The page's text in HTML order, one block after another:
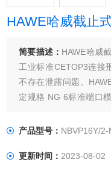
HAWE哈威截止
简要描述： HAWE哈威
工业标准CETOP3连接
不存在泄露问题。
定规格 NG 6标准端口
产品型号： NBVP16Y/2-
更新时间：2023-08-02